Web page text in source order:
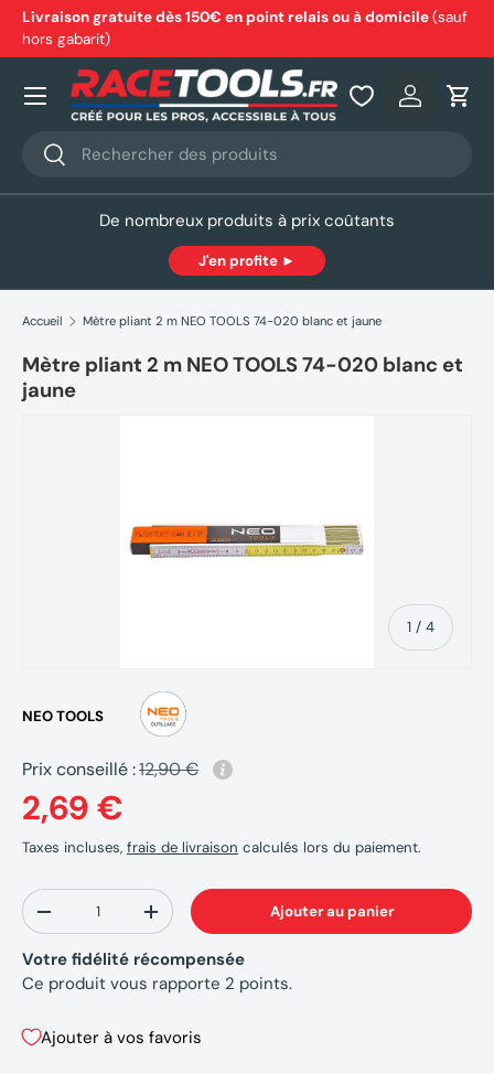
Aller au contenu
Livraison gratuite dès 150€ en point relais ou à domicile(sauf
hors gabarit)
Recherche
Rechercher
Se
Nos produits
De nombreux produits à prix coûtants
J'en profite ►
Accueil Mètre pliant 2 m NEO TOOLS 74-020 blanc et jaune
Mètre pliant 2 m NEO TOOLS 74-020 blanc et
jaune
1 / de
4
NEO TOOLS
Prix conseillé :12,90 €
2,69 €
Taxes incluses, frais de livraison calculés lors du paiement.
Qté
-
+ Ajouter au panier
Votre fidélité récompensée
Ce produit vous rapporte 2 points.
Ajouter à vos favoris